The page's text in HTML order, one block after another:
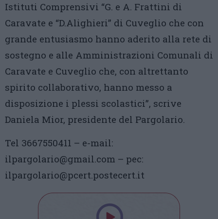
Istituti Comprensivi “G. e A. Frattini di
Caravate e “D.Alighieri” di Cuveglio che con
grande entusiasmo hanno aderito alla rete di
sostegno e alle Amministrazioni Comunali di
Caravate e Cuveglio che, con altrettanto
spirito collaborativo, hanno messo a
disposizione i plessi scolastici”, scrive
Daniela Mior, presidente del Pargolario.
Tel 3667550411 – e-mail:
ilpargolario@gmail.com – pec:
ilpargolario@pcert.postecert.it